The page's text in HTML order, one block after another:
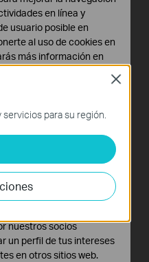
para
de
las antenas se
diversas antenas
para
más
para su región.
Close
en línea y
usuario posible en
al uso de cookies en
más información en
el funcionamiento
en tu sistema.
analizar tus
con el fin de mejorar y
nuestros socios
un perfil de tus intereses
en otros sitios web.